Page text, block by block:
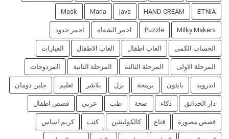
ETNIA
HAND CREAM
java
Maria
Mask
Milky Makers
Puzzle احمر الشفاه احمر خدود
الحساب الكمي العاب اطفال العاب الاطفال العبارات
المرحلة الاولى المرحلة الثالثة المرحلة الثانية المزدوجات
اندرويد بايثون برمجة بزل بلاشر تعليم جلين دومان
دار الحدائق ذكاء صحة طب عربي قصص اطفال
قصص مصورة قناع كالكوليشن كتب كريم اساس